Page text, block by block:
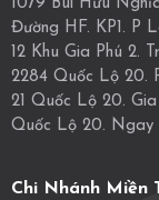
1079 Bùi Hữu
Đường HF. KP1. P
12 Khu Gia Phú 2.
2284 Quốc Lộ 20.
21 Quốc Lộ 20.
Quốc Lộ 20. Ngay
Chi Nhánh Miền